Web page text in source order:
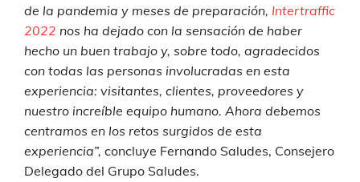
de la pandemia y meses de preparación, Intertraffic
2022 nos ha dejado con la sensación de haber
hecho un buen trabajo y, sobre todo, agradecidos
con todas las personas involucradas en esta
experiencia: visitantes, clientes, proveedores y
nuestro increíble equipo humano. Ahora debemos
centramos en los retos surgidos de esta
experiencia”, concluye Fernando Saludes, Consejero
Delegado del Grupo Saludes.